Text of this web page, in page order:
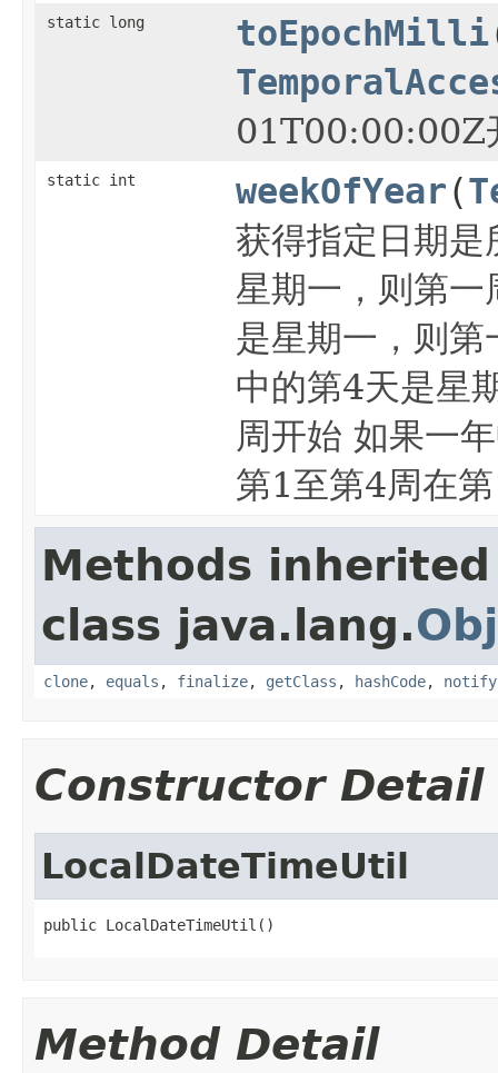
static long toEpochMilli
01T00:00:00Z
static int weekOfYear(
获得指定日期
星期一，则第
是星期一，则
中的第4天是星
周开始 如果一
第1至第4周在
Methods
class java.lang.
clone, equals , finalize, getClass , hashCode, notify
Constructor Detail
LocalDateTimeUtil
public LocalDateTimeUtil()
Method Detail